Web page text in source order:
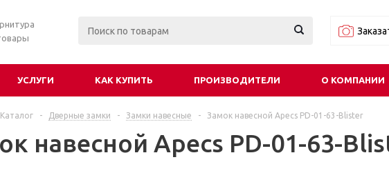
УСЛУГИ КАК КУПИТЬ ПРОИЗВОДИТЕЛИ О КОМПАНИИ
Каталог - Дверные замки - Замки навесные - Замок навесной Apecs PD-01-63-Blister
навесной Apecs PD-01-63-